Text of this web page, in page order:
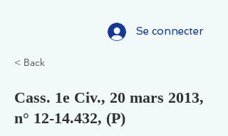
Se connecter
< Back
Cass. 1e Civ., 20 mars 2013,
n° 12-14.432, (P)